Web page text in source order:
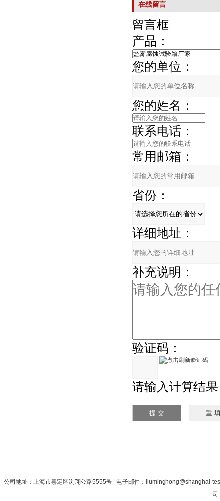
在线留言
留言框
产品：
您的单位：
您的姓名：
联系电话：
常用邮箱：
省份：
详细地址：
补充说明：
验证码：
请输入计算结果
公司地址：上海市嘉定区浏翔公路5555号 电子邮件：liuminghong@shanghai-
司